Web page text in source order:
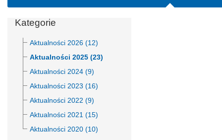
Kategorie
Aktualności 2026 (12)
Aktualności 2025 (23)
Aktualności 2024 (9)
Aktualności 2023 (16)
Aktualności 2022 (9)
Aktualności 2021 (15)
Aktualności 2020 (10)